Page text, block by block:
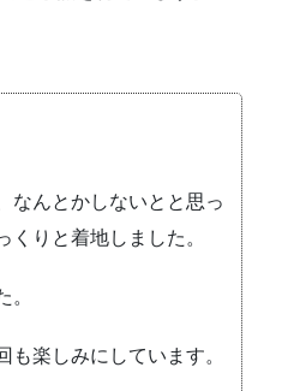
なんとかしないとと思っ
りと着地しました。
楽しみにしています。